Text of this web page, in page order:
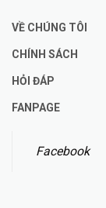
VỀ CHÚNG TÔI
CHÍNH SÁCH
HỎI ĐÁP
FANPAGE
Facebook